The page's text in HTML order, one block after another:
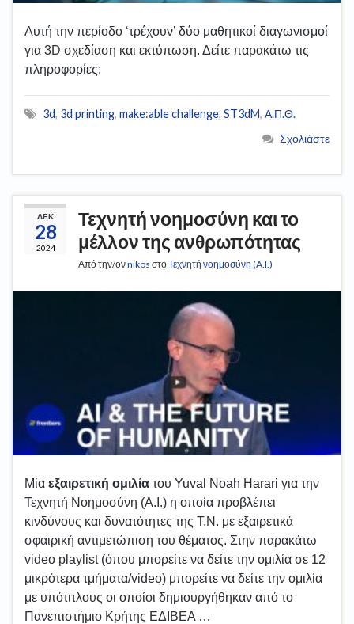
Αυτή την περίοδο ‘τρέχουν’ δύο μαθητικοί διαγωνισμοί
για 3D σχεδίαση και εκτύπωση. Δείτε παρακάτω τις
πληροφορίες:
3d, 3d printing, make:able challenge, ST3dM, Α.Π.Θ.
Σχολιάστε
ΔΕΚ
28
2024
Τεχνητή νοημοσύνη και το
μέλλον της ανθρωπότητας
Από την/ονnikos στοΤεχνητή νοημοσύνη (A.I.)
Μία εξαιρετική ομιλία του Yuval Noah Harari για την
Τεχνητή Νοημοσύνη (A.I.) η οποία προβλέπει
κινδύνους και δυνατότητες της Τ.Ν. με εξαιρετικά
σφαιρική αντιμετώπιση του θέματος. Στην παρακάτω
video playlist (όπου μπορείτε να δείτε την ομιλία σε 12
μικρότερα τμήματα/video) μπορείτε να δείτε την ομιλία
με υπότιτλους οι οποίοι δημιουργήθηκαν από το
Πανεπιστήμιο Κρήτης ΕΔΙΒΕΑ …